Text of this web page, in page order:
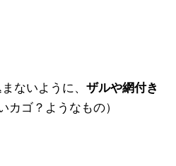
ないように、 ザルや網付き
カゴ？ようなもの）